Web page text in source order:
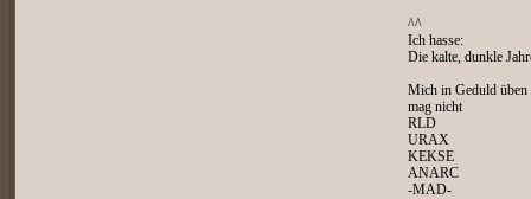
^^
Ich hasse:
Die kalte, dunkle
Mich in Geduld üben
mag nicht
RLD
URAX
KEKSE
ANARC
-MAD-